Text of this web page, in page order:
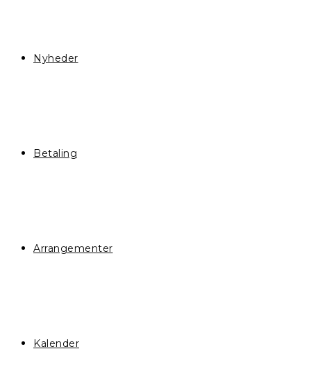
Nyheder
Betaling
Arrangementer
Kalender